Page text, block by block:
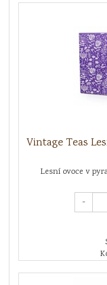
Vintage Teas
Lesní ovoce v
-